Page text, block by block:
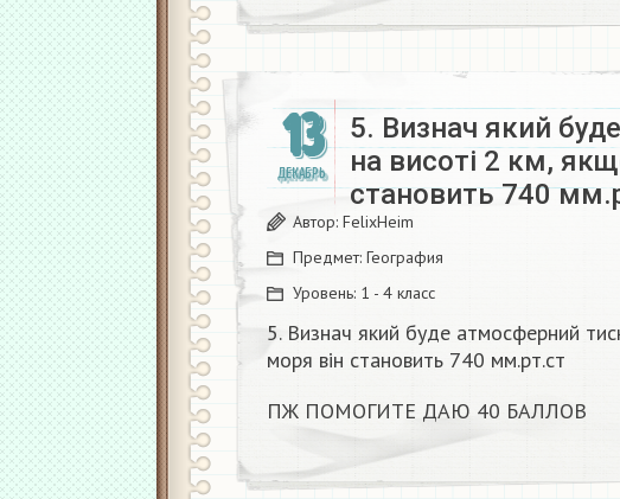
13
ДЕКАБРЬ
5. Визнач який
на висоті 2 км,
становить 740
Автор: FelixHeim
Предмет: География
Уровень: 1 - 4 класс
5. Визнач який буде атмосферний
моря він становить 740 мм.рт.ст
ПЖ ПОМОГИТЕ ДАЮ 40 БАЛЛОВ